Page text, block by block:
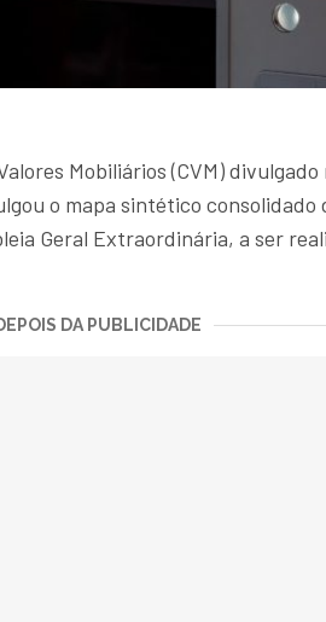
Mobiliários (CVM) divulgado
o mapa sintético consolidado
Geral Extraordinária, a ser
DA PUBLICIDADE